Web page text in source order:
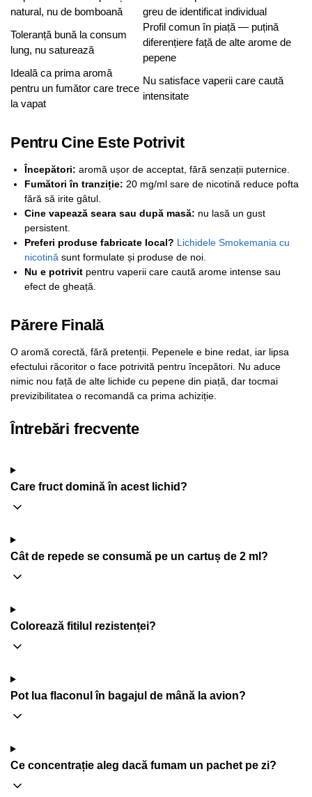
natural, nu de bomboană
greu de identificat individual
Toleranță bună la consum
lung, nu saturează
Profil comun în piață — puțină
diferențiere față de alte arome de
pepene
Ideală ca prima aromă
pentru un fumător care trece
la vapat
Nu satisface vaperii care caută
intensitate
Pentru Cine Este Potrivit
Începători: aromă ușor de acceptat, fără senzații puternice.
Fumători în tranziție: 20 mg/ml sare de nicotină reduce pofta
fără să irite gâtul.
Cine vapează seara sau după masă: nu lasă un gust
persistent.
Preferi produse fabricate local? Lichidele Smokemania cu
nicotină sunt formulate și produse de noi.
Nu e potrivit pentru vaperii care caută arome intense sau
efect de gheață.
Părere Finală
O aromă corectă, fără pretenții. Pepenele e bine redat, iar lipsa
efectului răcoritor o face potrivită pentru începători. Nu aduce
nimic nou față de alte lichide cu pepene din piață, dar tocmai
previzibilitatea o recomandă ca prima achiziție.
Întrebări frecvente
Care fruct domină în acest lichid?
Cât de repede se consumă pe un cartuș de 2 ml?
Colorează fitilul rezistenței?
Pot lua flaconul în bagajul de mână la avion?
Ce concentrație aleg dacă fumam un pachet pe zi?